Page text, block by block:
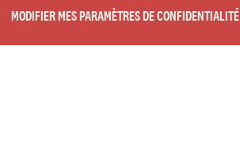
MODIFIER MES PARAMÈTRES DE CONFIDENTIALITÉ